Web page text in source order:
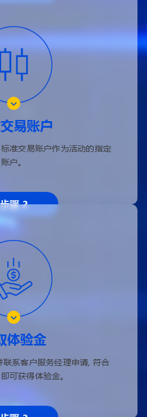
易账户
准交易账户作为活动的指定
账户。
步骤 2
体验金
系客户服务经理申请, 符合
可获得体验金。